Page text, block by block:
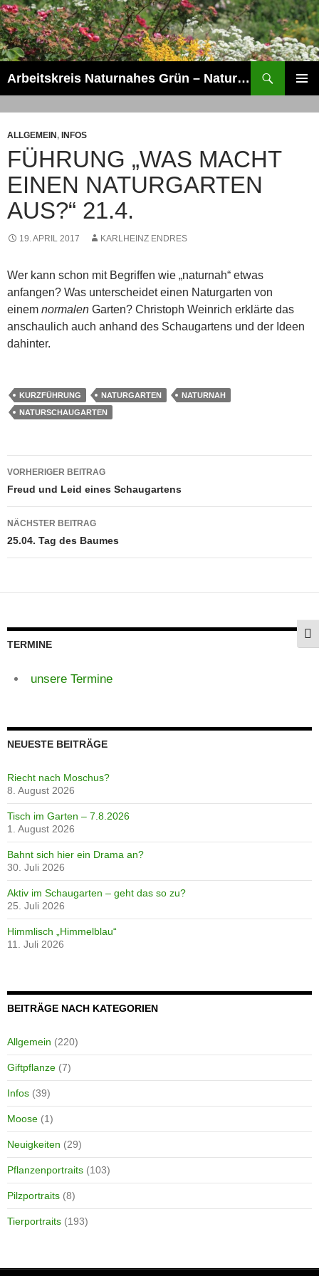
Zum
Inhalt
springen
Arbeitskreis Naturnahes Grün – Naturschaugarten Lindenmühle
MENÜ
ALLGEMEIN , INFOS
FÜHRUNG „WAS MACHT
EINEN NATURGARTEN
AUS?“ 21.4.
19. APRIL 2017 KARLHEINZ ENDRES
Wer kann schon mit Begriffen wie „naturnah“ etwas
anfangen? Was unterscheidet einen Naturgarten von
einem normalen Garten? Christoph Weinrich erklärte das
anschaulich auch anhand des Schaugartens und der Ideen
dahinter.
KURZFÜHRUNG NATURGARTEN
NATURNAH
NATURSCHAUGARTEN
Beitragsnavigation
VORHERIGER BEITRAG
Freud und Leid eines Schaugartens
NÄCHSTER BEITRAG
25.04. Tag des Baumes
TERMINE
unsere Termine
NEUESTE BEITRÄGE
Riecht nach Moschus?
8. August 2026
Tisch im Garten – 7.8.2026
1. August 2026
Bahnt sich hier ein Drama an?
30. Juli 2026
Aktiv im Schaugarten – geht das so zu?
25. Juli 2026
Himmlisch „Himmelblau“
11. Juli 2026
BEITRÄGE NACH KATEGORIEN
Allgemein (220)
Giftpflanze (7)
Infos (39)
Moose (1)
Neuigkeiten (29)
Pflanzenportraits (103)
Pilzportraits (8)
Tierportraits (193)